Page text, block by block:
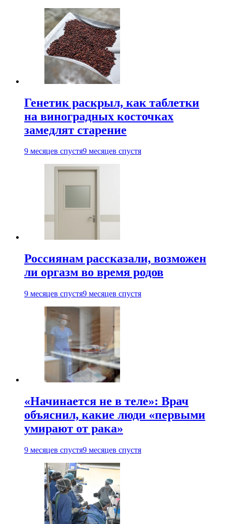
Генетик раскрыл, как таблетки
на виноградных косточках
замедлят старение
9 месяцев спустя9 месяцев спустя
Россиянам рассказали, возможен
ли оргазм во время родов
9 месяцев спустя9 месяцев спустя
«Начинается не в теле»: Врач
объяснил, какие люди «первыми
умирают от рака»
9 месяцев спустя9 месяцев спустя